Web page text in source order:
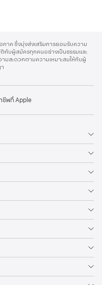
าค ซึ่งมุ่งส่งเสริมการยอมรับความ
กับผู้สมัครทุกคนอย่างเป็นธรรมและ
มสะดวกตามความเหมาะสมให้กับผู้
ชีพที่ Apple